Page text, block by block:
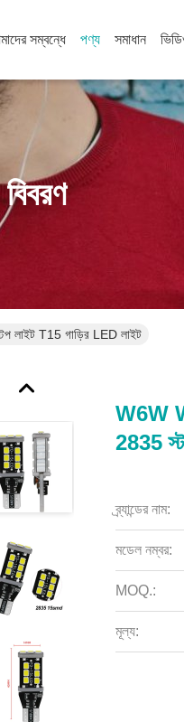
সম্বন্ধে পণ্য সমাধান
লাইট T15 গাড়ির LED লাইট
W6W
2835
ব্র্যান্ডের নাম:
মডেল নম্বর:
MOQ.:
মূল্য: